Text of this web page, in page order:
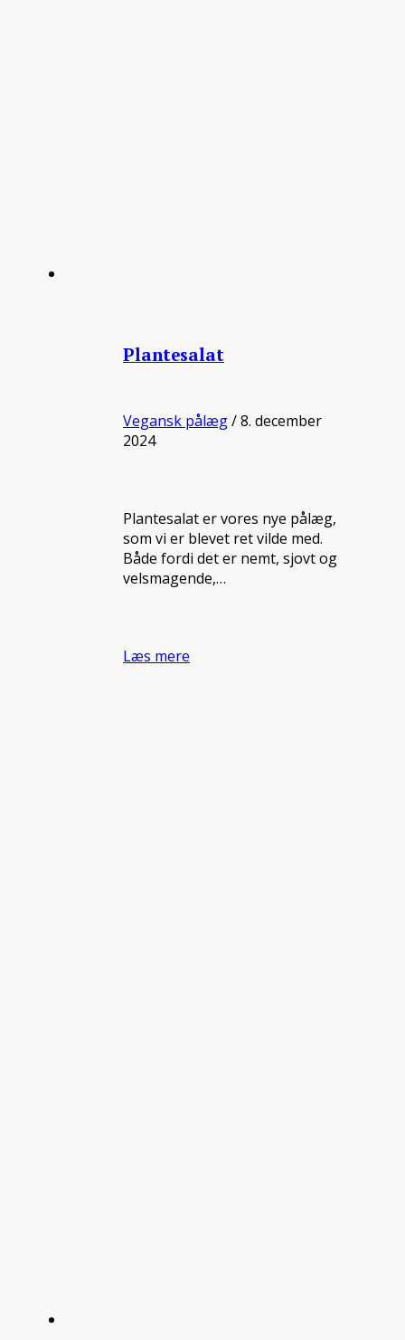
Plantesalat
Vegansk pålæg/ 8. december
2024
Plantesalat er vores nye pålæg,
som vi er blevet ret vilde med.
Både fordi det er nemt, sjovt og
velsmagende,…
Læs mere